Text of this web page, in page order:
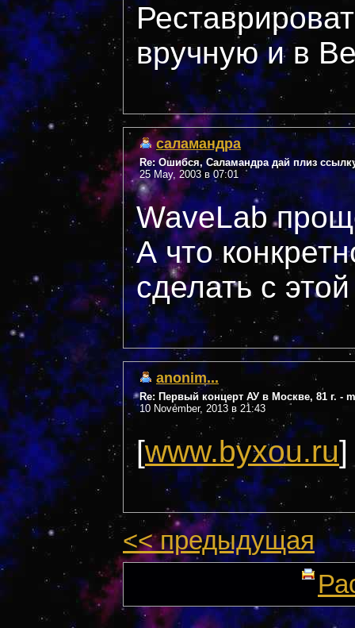
вручную и в
саламандра
Re: Ошибся, Саламандра дай плиз
25 May, 2003 в 07:01
WaveLab
А что
сделать с
anonim...
Re: Первый концерт АУ в Москве, 81 г. -
10 November, 2013 в 21:43
[www.byxou.ru]
<< предыдущая